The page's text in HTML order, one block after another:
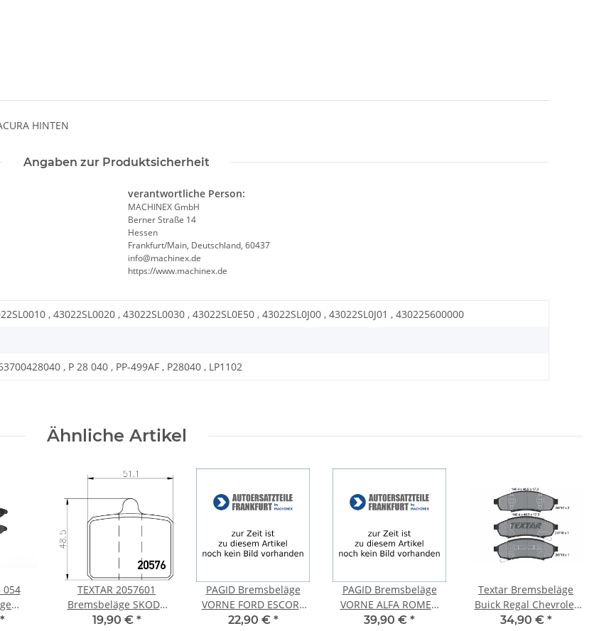
HINTEN
Angaben zur Produktsicherheit
verantwortliche Person:
MACHINEX GmbH
Berner Straße 14
Hessen
Frankfurt/Main, Deutschland, 60437
info@machinex.de
https://www.machinex.de
, 43022SL0020 , 43022SL0030 , 43022SL0E50 , 43022SL0J00 , 43022SL0J01 , 430225600000
, P 28 040 , PP-499AF , P28040 , LP1102
Ähnliche Artikel
054
FIAT
*
TEXTAR 2057601
Bremsbeläge SKODA
100 105,120 110 +
19,90 € *
PAGID Bremsbeläge
VORNE FORD ESCORT
95 Express AVL CLASSIC
22,90 € *
PAGID Bremsbeläge
VORNE ALFA ROMEO
164 + FIAT CROMA
39,90 € *
Textar Bremsbeläge
Buick Regal Chevrolet
Lumina Malibu Pontiac
34,90 € *